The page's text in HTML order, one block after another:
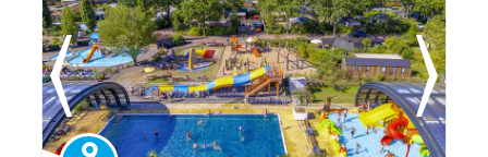
en thema-avonden. Ter plaatse restaurant (pizzeria,
brasserie) 🍕 en fietsverhuur 🚲 om de omgeving te
verkennen. Een klantbeoordeling van 9.3/10
garandeert een onvergetelijk verblijf!
De mening van Jasmijn